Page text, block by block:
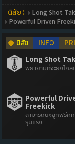
นิสัย : Long Shot
Powerful Driven
นิสัย INFO
Long Shot
พยายามที่จะยิงไกล
Powerful
Freekick
สามารถยิงลูกฟรีคิ
รุนแรง